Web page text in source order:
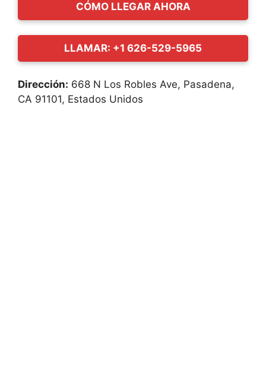
CÓMO LLEGAR AHORA
LLAMAR: +1 626-529-5965
Dirección: 668 N Los Robles Ave, Pasadena,
CA 91101, Estados Unidos